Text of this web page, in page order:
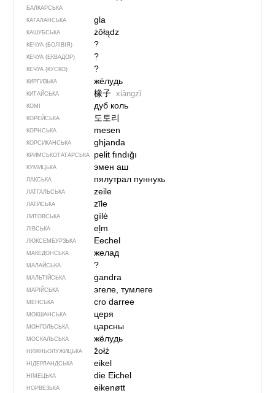
БАЛКАРСЬКА
КАТАЛАНСЬКА gla
КАШУБСЬКА żôłądz
КЕЧУА (БОЛІВІЯ) ?
КЕЧУА (ЕКВАДОР) ?
КЕЧУА (КУСКО) ?
КИРГИЗЬКА жёлудь
КИТАЙСЬКА 橡子 xiàngzǐ
КОМІ дуб коль
КОРЕЙСЬКА 도토리
КОРНСЬКА mesen
КОРСИКАНСЬКА ghjanda
КРИМСЬКОТАТАРСЬКА pelit fındığı
КУМИЦЬКА эмен аш
ЛАКСЬКА пялутрал пуннукь
ЛАТГАЛЬСЬКА zeile
ЛАТИСЬКА zīle
ЛИТОВСЬКА gìlė
ЛІВСЬКА eļm
ЛЮКСЕМБУРЗЬКА Eechel
МАКЕДОНСЬКА желад
МАЛАЙСЬКА ?
МАЛЬТІЙСЬКА ġandra
МАРІЙСЬКА эгеле, тумлеге
МЕНСЬКА cro darree
МОКШАНСЬКА церя
МОНГОЛЬСЬКА царсны
МОСКАЛЬСЬКА жёлудь
НИЖНЬОЛУЖИЦЬКА žołź
НІДЕРЛАНДСЬКА eikel
НІМЕЦЬКА die Eichel
НОРВЕЗЬКА eikenøtt